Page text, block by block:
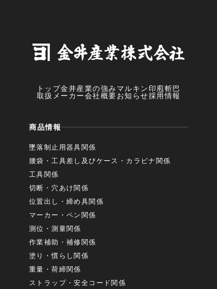
トップ金井産業の強み マルキン印 庖斬巴
取扱メーカー会社概要お知らせ採用情報
商品情報
墜落制止用器具関係
腰袋・工具差し及びケース・カラビナ関係
工具関係
切断・穴あけ関係
位置出し・締め具関係
マーカー・ペン関係
測位・測量関係
作業補助・補修関係
塗り・慣らし関係
重量・荷締関係
ストラップ・安全コード関係